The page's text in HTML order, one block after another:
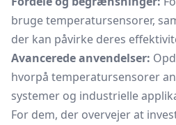
bruge temperatursensorer,
der kan påvirke deres
Avancerede anvendelser:
hvorpå temperatursensorer
systemer og industrielle
For dem, der overvejer at